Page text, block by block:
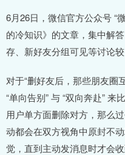
6月26日，微信官方公众号 “
的冷知识》的文章，集中解
存、新好友分组可见等讨论较
对于“删好友后，那些朋友圈
“单向告别” 与 “双向奔赴”
用户单方面删除对方，那么
动都会在双方视角中原封不
觉，直到主动发消息时才会